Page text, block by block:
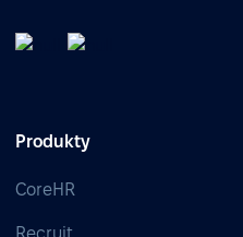
Produkty
CoreHR
Recruit